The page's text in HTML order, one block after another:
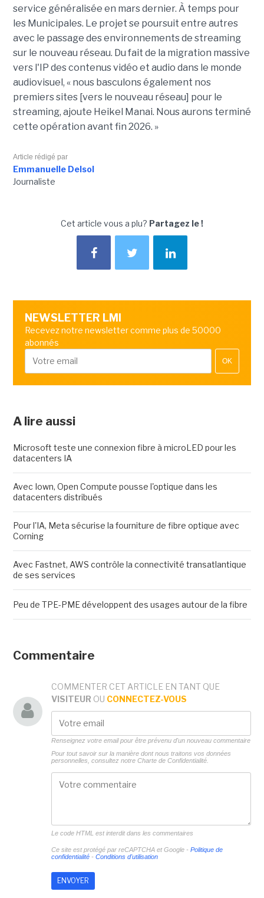
service généralisée en mars dernier. À temps pour
les Municipales. Le projet se poursuit entre autres
avec le passage des environnements de streaming
sur le nouveau réseau. Du fait de la migration massive
vers l'IP des contenus vidéo et audio dans le monde
audiovisuel, « nous basculons également nos
premiers sites [vers le nouveau réseau] pour le
streaming, ajoute Heikel Manai. Nous aurons terminé
cette opération avant fin 2026. »
Article rédigé par
Emmanuelle Delsol
Journaliste
Cet article vous a plu? Partagez le !
NEWSLETTER LMI
Recevez notre newsletter comme plus de 50000
abonnés
OK
A lire aussi
Microsoft teste une connexion fibre à microLED pour les
datacenters IA
Avec Iown, Open Compute pousse l'optique dans les
datacenters distribués
Pour l'IA, Meta sécurise la fourniture de fibre optique avec
Corning
Avec Fastnet, AWS contrôle la connectivité transatlantique
de ses services
Peu de TPE-PME développent des usages autour de la fibre
Commentaire
COMMENTER CET ARTICLE EN TANT QUE
VISITEUR OU CONNECTEZ-VOUS
Renseignez votre email pour être prévenu d'un nouveau commentaire
Pour tout savoir sur la manière dont nous traitons vos données
personnelles, consultez notre Charte de Confidentialité.
Le code HTML est interdit dans les commentaires
Ce site est protégé par reCAPTCHA et Google - Politique de
confidentialité- Conditions d'utilisation